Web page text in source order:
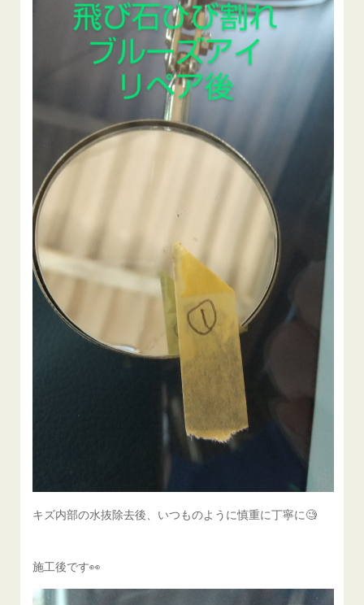
キズ内部の水抜除去後、いつものように慎重に丁寧に🧐
施工後です👀